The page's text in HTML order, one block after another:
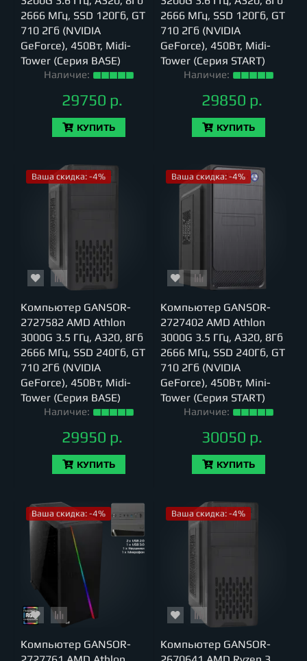
2666 МГц, SSD 120Гб, GT
710 2Гб (NVIDIA
GeForce), 450Вт, Midi-
Tower (Серия BASE)
Наличие:
29750 р.
КУПИТЬ
2666 МГц, SSD 120Гб, GT
710 2Гб (NVIDIA
GeForce), 450Вт, Midi-
Tower (Серия START)
Наличие:
29850 р.
КУПИТЬ
Ваша скидка: -4%
Компьютер GANSOR-
2727582 AMD Athlon
3000G 3.5 ГГц, A320, 8Гб
2666 МГц, SSD 240Гб, GT
710 2Гб (NVIDIA
GeForce), 450Вт, Midi-
Tower (Серия BASE)
Наличие:
29950 р.
КУПИТЬ
Ваша скидка: -4%
Компьютер GANSOR-
2727402 AMD Athlon
3000G 3.5 ГГц, A320, 8Гб
2666 МГц, SSD 240Гб, GT
710 2Гб (NVIDIA
GeForce), 450Вт, Mini-
Tower (Серия START)
Наличие:
30050 р.
КУПИТЬ
Ваша скидка: -4%
Компьютер GANSOR-
Ваша скидка: -4%
Компьютер GANSOR-